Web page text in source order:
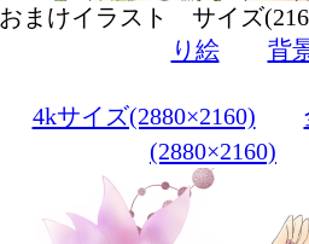
おまけイラスト サイズ
り絵
背
4kサイズ(2880×2160)
(2880×2160)